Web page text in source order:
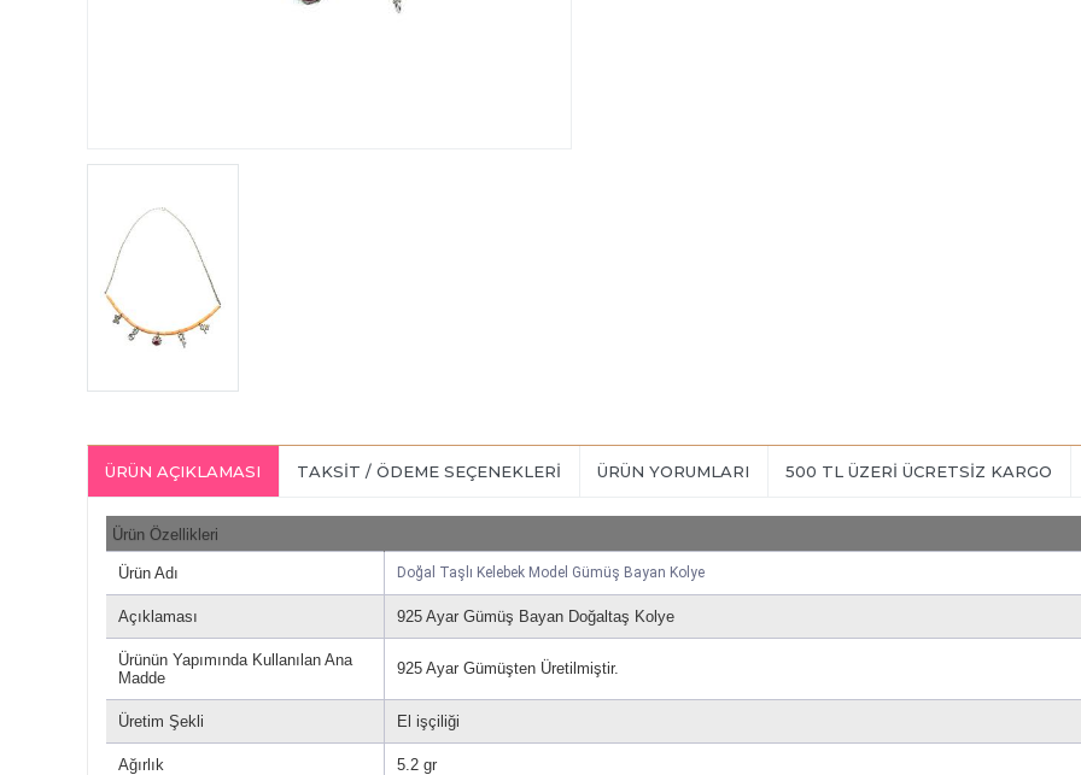
ÜRÜN AÇIKLAMASI TAKSIT / ÖDEME SEÇENEKLERI ÜRÜN YORUMLARI 500 TL ÜZERİ ÜCRETSİZ KARGO
Ürün Özellikleri
Ürün Adı Doğal Taşlı Kelebek Model Gümüş Bayan Kolye
Açıklaması 925 Ayar Gümüş Bayan Doğaltaş Kolye
Ürünün Yapımında Kullanılan Ana
Madde
925 Ayar Gümüşten Üretilmiştir.
Üretim Şekli El işçiliği
Ağırlık 5.2 gr